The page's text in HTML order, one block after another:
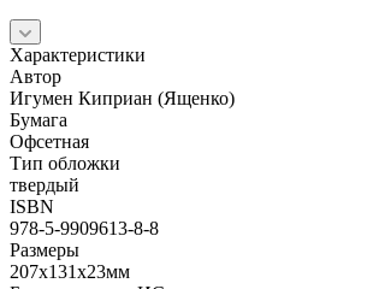
Характеристики
Автор
Игумен Киприан (Ященко)
Бумага
Офсетная
Тип обложки
твердый
ISBN
978-5-9909613-8-8
Размеры
207х131х23мм